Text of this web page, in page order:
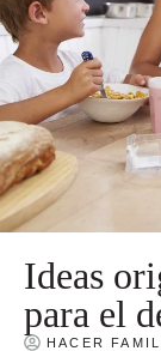
Ideas
para el
HACER